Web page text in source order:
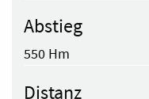
Abstieg
550 Hm
Distanz